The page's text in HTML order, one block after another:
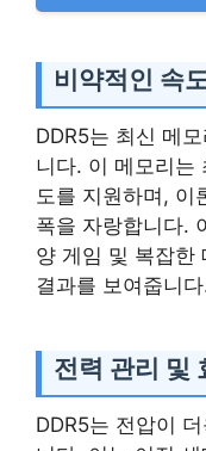
비약적인 속
DDR5는 최신 메
니다. 이 메모리
도를 지원하며, 이
폭을 자랑합니다.
양 게임 및 복잡한
결과를 보여줍니
전력 관리 및
DDR5는 전압이